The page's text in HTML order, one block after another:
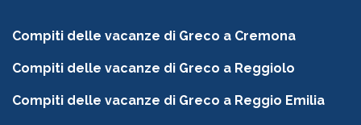
Compiti delle vacanze di Greco a Cremona
Compiti delle vacanze di Greco a Reggiolo
Compiti delle vacanze di Greco a Reggio Emilia